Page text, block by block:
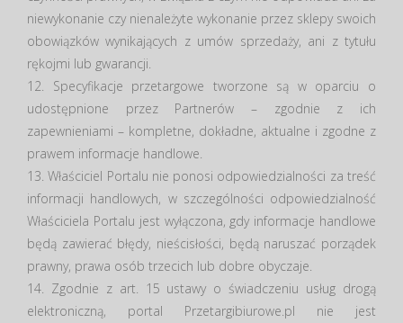
niewykonanie czy nienależyte wykonanie przez sklepy swoich
obowiązków wynikających z umów sprzedaży, ani z tytułu
rękojmi lub gwarancji.
12. Specyfikacje przetargowe tworzone są w oparciu o
udostępnione przez Partnerów – zgodnie z ich
zapewnieniami – kompletne, dokładne, aktualne i zgodne z
prawem informacje handlowe.
13. Właściciel Portalu nie ponosi odpowiedzialności za treść
informacji handlowych, w szczególności odpowiedzialność
Właściciela Portalu jest wyłączona, gdy informacje handlowe
będą zawierać błędy, nieścisłości, będą naruszać porządek
prawny, prawa osób trzecich lub dobre obyczaje.
14. Zgodnie z art. 15 ustawy o świadczeniu usług drogą
elektroniczną, portal Przetargibiurowe.pl nie jest